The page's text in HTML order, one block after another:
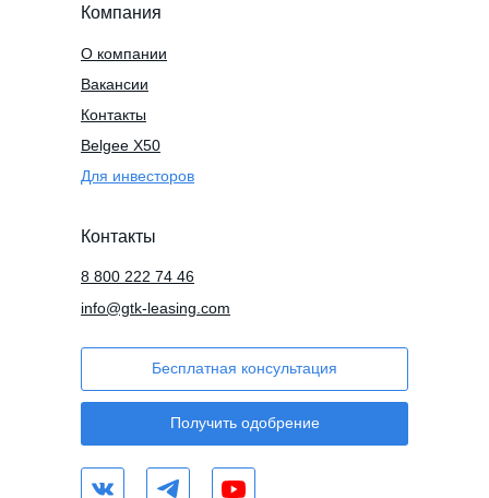
Компания
О компании
Вакансии
Контакты
Для инвесторов
Контакты
info@gtk-leasing.com
Бесплатная консультация
Получить одобрение
Belgee X50
8 800 222 74 46